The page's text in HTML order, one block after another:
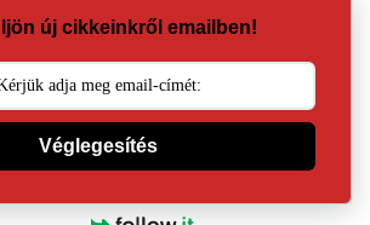
új cikkeinkről emailben!
Véglegesítés